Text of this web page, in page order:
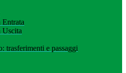
Uscita
trasferimenti e passaggi